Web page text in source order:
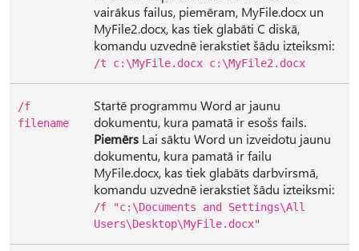
vairākus failus, piemēram, MyFile.docx un
MyFile2.docx, kas tiek glabāti C diskā,
komandu uzvednē ierakstiet šādu izteiksmi:
/t c:\MyFile.docx c:\MyFile2.docx
/f
filename
Startē programmu Word ar jaunu
dokumentu, kura pamatā ir esošs fails.
Piemērs Lai sāktu Word un izveidotu jaunu
dokumentu, kura pamatā ir failu
MyFile.docx, kas tiek glabāts darbvirsmā,
komandu uzvednē ierakstiet šādu izteiksmi:
/f "c:\Documents and Settings\All
Users\Desktop\MyFile.docx"